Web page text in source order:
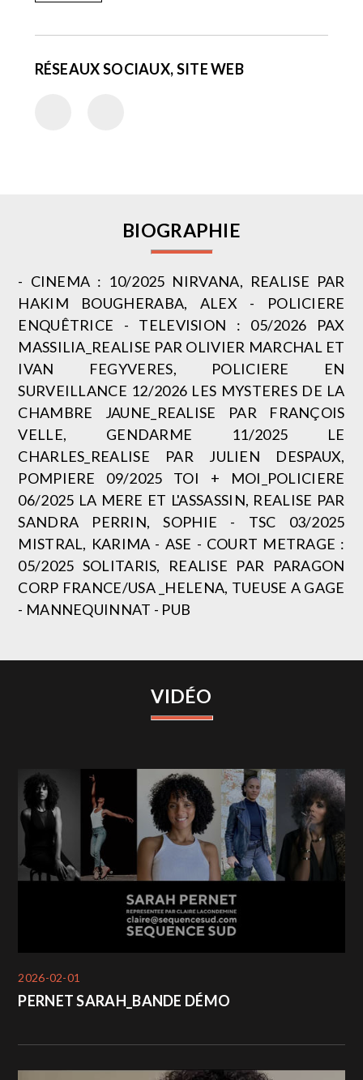
RÉSEAUX SOCIAUX, SITE WEB
BIOGRAPHIE
- CINEMA : 10/2025 NIRVANA, REALISE PAR
HAKIM BOUGHERABA, ALEX - POLICIERE
ENQUÊTRICE - TELEVISION : 05/2026 PAX
MASSILIA_REALISE PAR OLIVIER MARCHAL ET
IVAN FEGYVERES, POLICIERE EN
SURVEILLANCE 12/2026 LES MYSTERES DE LA
CHAMBRE JAUNE_REALISE PAR FRANÇOIS
VELLE, GENDARME 11/2025 LE
CHARLES_REALISE PAR JULIEN DESPAUX,
POMPIERE 09/2025 TOI + MOI_POLICIERE
06/2025 LA MERE ET L'ASSASSIN, REALISE PAR
SANDRA PERRIN, SOPHIE - TSC 03/2025
MISTRAL, KARIMA - ASE - COURT METRAGE :
05/2025 SOLITARIS, REALISE PAR PARAGON
CORP FRANCE/USA _HELENA, TUEUSE A GAGE
- MANNEQUINNAT - PUB
VIDÉO
2026-02-01
PERNET SARAH_BANDE DÉMO